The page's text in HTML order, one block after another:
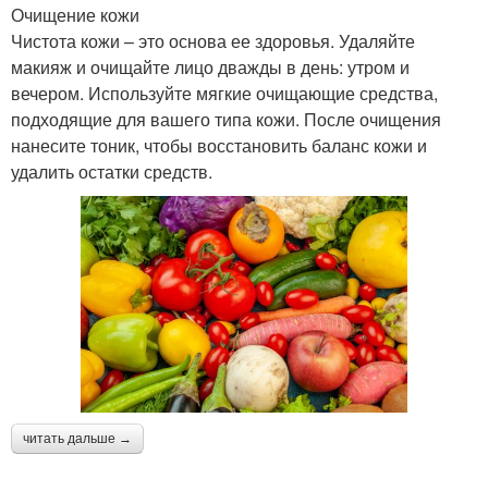
Очищение кожи
Чистота кожи – это основа ее здоровья. Удаляйте
макияж и очищайте лицо дважды в день: утром и
вечером. Используйте мягкие очищающие средства,
подходящие для вашего типа кожи. После очищения
нанесите тоник, чтобы восстановить баланс кожи и
удалить остатки средств.
читать дальше →